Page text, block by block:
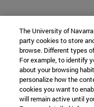
The University of
party cookies to store
browse. Different types
For example, to identify
about your browsing
personalize how the
cookies you want to
will remain active until